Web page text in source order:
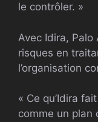
le contrôler. »
Avec Idira,
risques en
l’organisation
« Ce qu’Idira
comme un plan